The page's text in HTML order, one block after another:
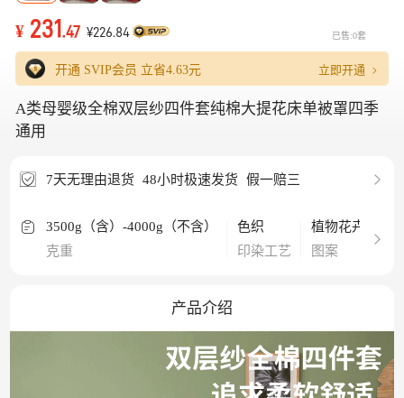
¥ 231 .47 ¥226.84 已售:0套
开通 SVIP会员 立省4.63元 立即开通
A类母婴级全棉双层纱四件套纯棉大提花床单被罩四季
通用
7天无理由退货 48小时极速发货 假一赔三
3500g（含）-4000g（不含）
克重
色织
印染工艺
植物花卉
图案
产品介绍